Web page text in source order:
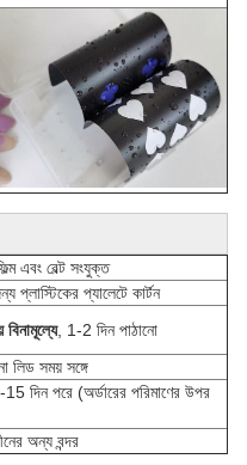
এবং বেল্ট সংযুক্ত
প্লাস্টিকের প্যালেটে কার্টন
বিনামূল্যে, 1-2 দিন পাঠানো
লিড সময় সঙ্গে
দিন পরে (অর্ডারের পরিমাণের উপর
অন্য বন্দর